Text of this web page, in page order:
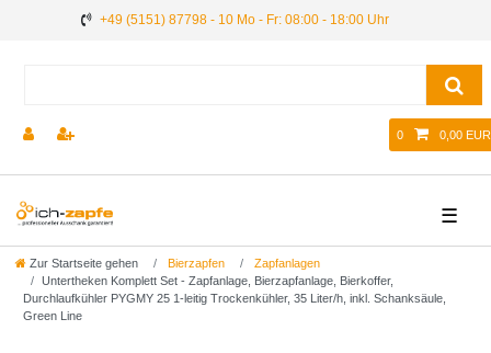
+49 (5151) 87798 - 10 Mo - Fr: 08:00 - 18:00 Uhr
0 0,00 EUR
☰
Zur Startseite gehen Bierzapfen
Zapfanlagen
Untertheken Komplett Set - Zapfanlage, Bierzapfanlage, Bierkoffer,
Durchlaufkühler PYGMY 25 1-leitig Trockenkühler, 35 Liter/h, inkl. Schanksäule,
Green Line